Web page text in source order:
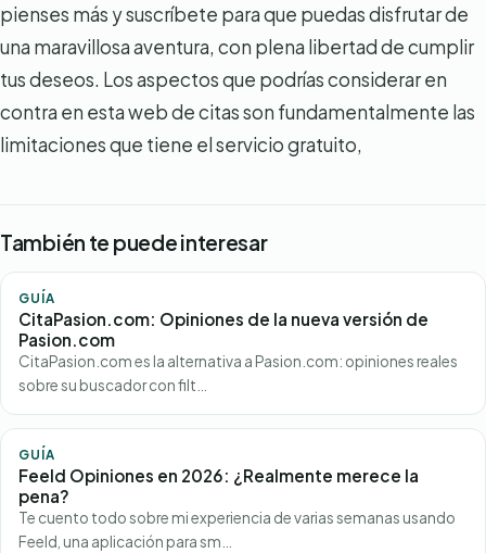
pienses más y suscríbete para que puedas disfrutar de
una maravillosa aventura, con plena libertad de cumplir
tus deseos. Los aspectos que podrías considerar en
contra en esta web de citas son fundamentalmente las
limitaciones que tiene el servicio gratuito,
También te puede interesar
GUÍA
CitaPasion.com: Opiniones de la nueva versión de
Pasion.com
CitaPasion.com es la alternativa a Pasion.com: opiniones reales
sobre su buscador con filt…
GUÍA
Feeld Opiniones en 2026: ¿Realmente merece la
pena?
Te cuento todo sobre mi experiencia de varias semanas usando
Feeld, una aplicación para sm…